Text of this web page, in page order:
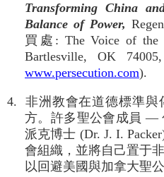
Transforming China
Balance of Power,
買處: The Voice of the
Bartlesville, OK
www.persecution.com).
4. 非洲教會在道德標準與
方。許多聖公會成員 —
派克博士 (Dr. J. I.
會組織，並將自己置于
以回避美國與加拿大聖